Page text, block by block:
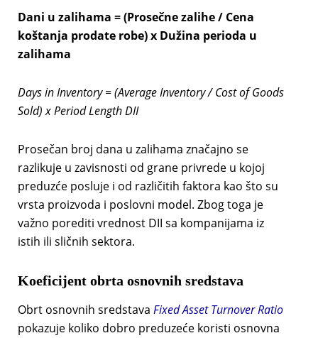
Dani u zalihama = (Prosečne zalihe / Cena
koštanja prodate robe) x Dužina perioda u
zalihama
Days in Inventory = (Average Inventory / Cost of Goods
Sold) x Period Length DII
Prosečan broj dana u zalihama značajno se
razlikuje u zavisnosti od grane privrede u kojoj
preduzće posluje i od različitih faktora kao što su
vrsta proizvoda i poslovni model. Zbog toga je
važno porediti vrednost DII sa kompanijama iz
istih ili sličnih sektora.
Koeficijent obrta osnovnih sredstava
Obrt osnovnih sredstava Fixed Asset Turnover Ratio
pokazuje koliko dobro preduzeće koristi osnovna